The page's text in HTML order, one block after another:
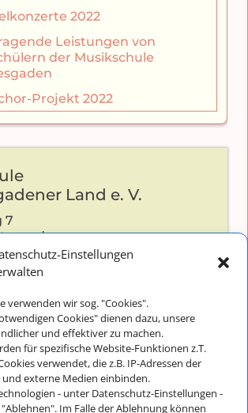
Einstellungen
verwenden wir sog. "Cookies".
Cookies" dienen dazu, unsere
und effektiver zu machen.
für spezifische Website-Funktionen z.T.
verwendet, die z.B. IP-Adressen der
externe Medien einbinden.
- unter Datenschutz-Einstellungen -
Im Falle der Ablehnung können
2022
Leistungen von
der Musikschule
Projekt 2022
Land e. V.
7
8652-2826